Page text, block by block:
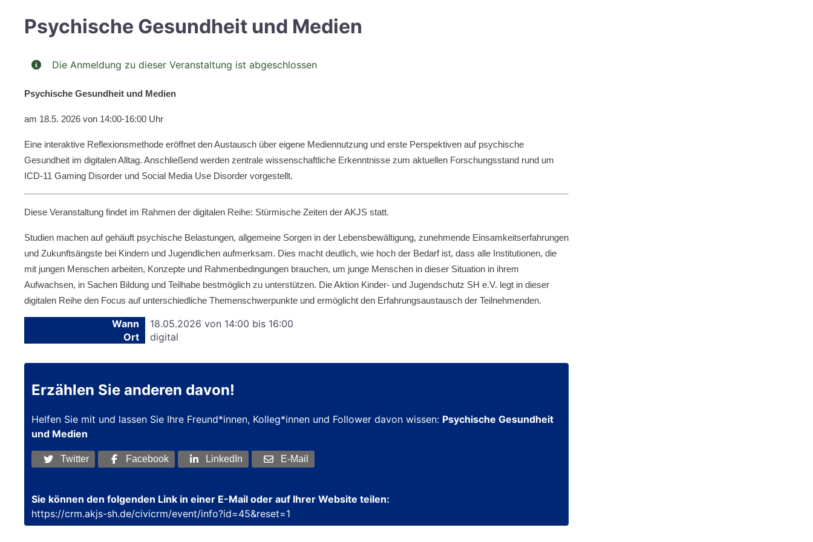
Psychische Gesundheit und Medien
Die Anmeldung zu dieser Veranstaltung ist abgeschlossen
Psychische Gesundheit und Medien
am 18.5. 2026 von 14:00-16:00 Uhr
Eine interaktive Reflexionsmethode eröffnet den Austausch über eigene Mediennutzung und erste Perspektiven auf psychische
Gesundheit im digitalen Alltag. Anschließend werden zentrale wissenschaftliche Erkenntnisse zum aktuellen Forschungsstand rund um
ICD-11 Gaming Disorder und Social Media Use Disorder vorgestellt.
Diese Veranstaltung findet im Rahmen der digitalen Reihe: Stürmische Zeiten der AKJS statt.
Studien machen auf gehäuft psychische Belastungen, allgemeine Sorgen in der Lebensbewältigung, zunehmende Einsamkeitserfahrungen
und Zukunftsängste bei Kindern und Jugendlichen aufmerksam. Dies macht deutlich, wie hoch der Bedarf ist, dass alle Institutionen, die
mit jungen Menschen arbeiten, Konzepte und Rahmenbedingungen brauchen, um junge Menschen in dieser Situation in ihrem
Aufwachsen, in Sachen Bildung und Teilhabe bestmöglich zu unterstützen. Die Aktion Kinder- und Jugendschutz SH e.V. legt in dieser
digitalen Reihe den Focus auf unterschiedliche Themenschwerpunkte und ermöglicht den Erfahrungsaustausch der Teilnehmenden.
Wann
18.05.2026 von 14:00 bis 16:00
Ort
digital
Erzählen Sie anderen davon!
Helfen Sie mit und lassen Sie Ihre Freund*innen, Kolleg*innen und Follower davon wissen: Psychische Gesundheit
und Medien
Twitter Facebook LinkedIn E-Mail
Sie können den folgenden Link in einer E-Mail oder auf Ihrer Website teilen:
https://crm.akjs-sh.de/civicrm/event/info?id=45&reset=1